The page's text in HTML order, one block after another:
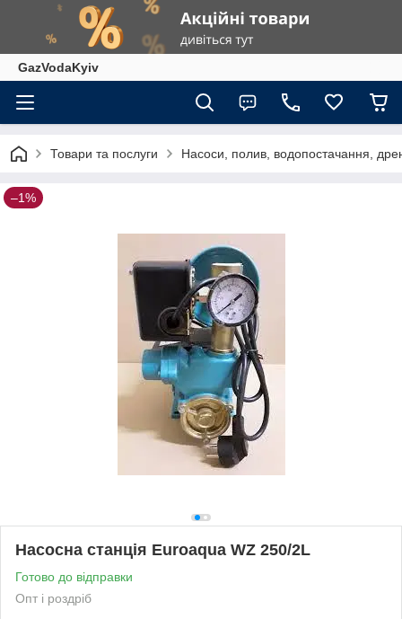
GazVodaKyiv
Товари та послуги Насоси, полив, водопостачання,
–1%
Насосна станція Euroaqua WZ 250/2L
Готово до відправки
Опт і роздріб